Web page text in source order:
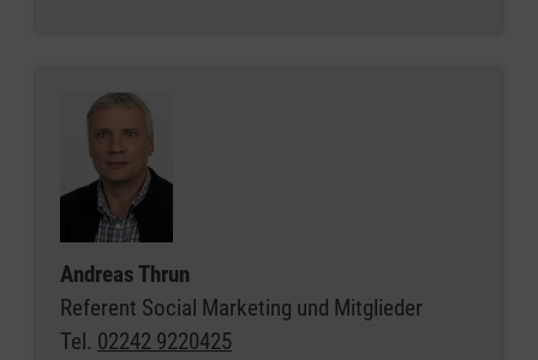
Andreas Thrun
Referent Social Marketing und Mitglieder
Tel. 02242 9220425